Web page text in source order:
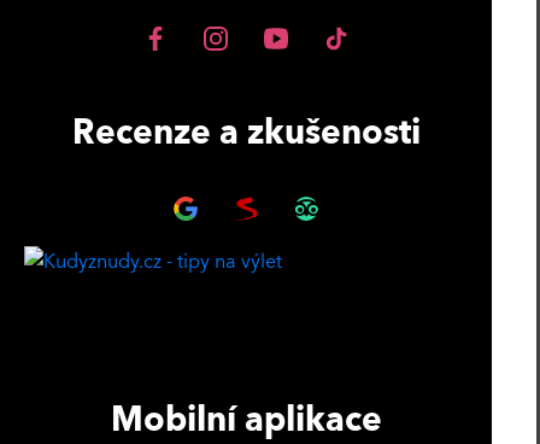
Recenze a zkušenosti
Mobilní aplikace